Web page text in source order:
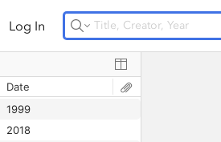
Log In Upgrade Storage
Date
1999
2018